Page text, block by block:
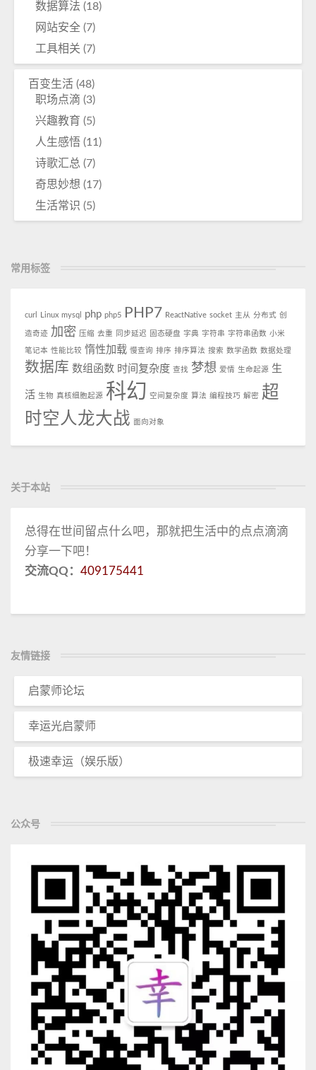
数据算法 (18)
网站安全 (7)
工具相关 (7)
百变生活 (48)
职场点滴 (3)
兴趣教育 (5)
人生感悟 (11)
诗歌汇总 (7)
奇思妙想 (17)
生活常识 (5)
常用标签
curl Linux mysql php php5 PHP7 ReactNative socket 主从 分布式 创
造奇迹 加密 压缩 去重 同步延迟 固态硬盘 字典 字符串 字符串函数 小米
笔记本 性能比较 惰性加载 慢查询 排序 排序算法 搜索 数学函数 数据处理
数据库 数组函数 时间复杂度 查找 梦想 爱情 生命起源 生
活 生物 真核细胞起源 科幻 空间复杂度 算法 编程技巧 解密 超
时空人龙大战 面向对象
关于本站
总得在世间留点什么吧，那就把生活中的点点滴滴
分享一下吧！
交流QQ： 409175441
友情链接
启蒙师论坛
幸运光启蒙师
极速幸运（娱乐版）
公众号